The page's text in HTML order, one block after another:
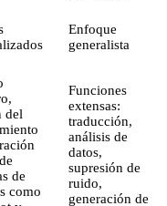
Enfoque
generalista
del
de
como
Funciones
extensas:
traducción,
análisis de
datos,
supresión de
ruido,
generación de